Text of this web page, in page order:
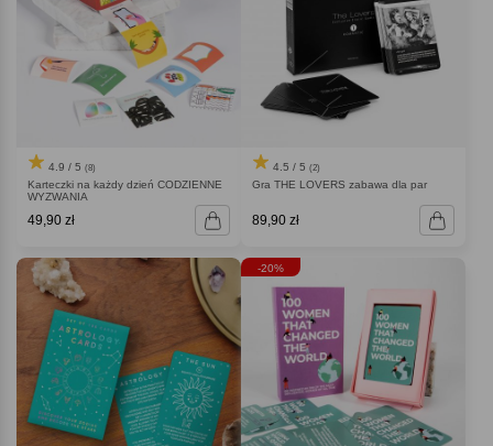
4.9 / 5 (8)
Karteczki na każdy dzień CODZIENNE
WYZWANIA
49,90 zł
4.5 / 5 (2)
Gra THE LOVERS zabawa dla par
89,90 zł
-20%